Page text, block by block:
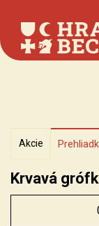
Akcie
Krvavá